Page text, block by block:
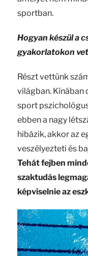
sportban.
Hogyan készül a
gyakorlatokon
Részt vettünk
világban. Kínában
sport
ebben a nagy
hibázik, akkor az
veszélyezteti és
Tehát fejben
szaktudás
képviselnie az